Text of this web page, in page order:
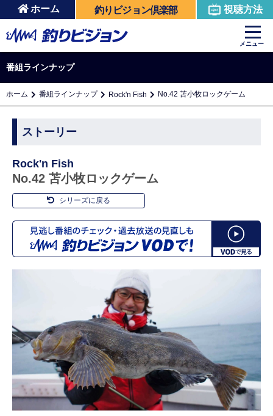
ホーム 釣りビジョン倶楽部 視聴方法
メニュー
番組ラインナップ
ホーム 番組ラインナップ Rock'n Fish No.42 苫小牧ロックゲーム
ストーリー
Rock'n Fish
No.42 苫小牧ロックゲーム
シリーズに戻る